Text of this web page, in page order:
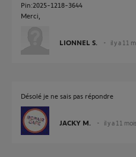
Pin:2025-1218-3644
Merci,
LIONNEL S. il y a 11
Désolé je ne sais pas répondre
JACKY M. il y a 11 mois